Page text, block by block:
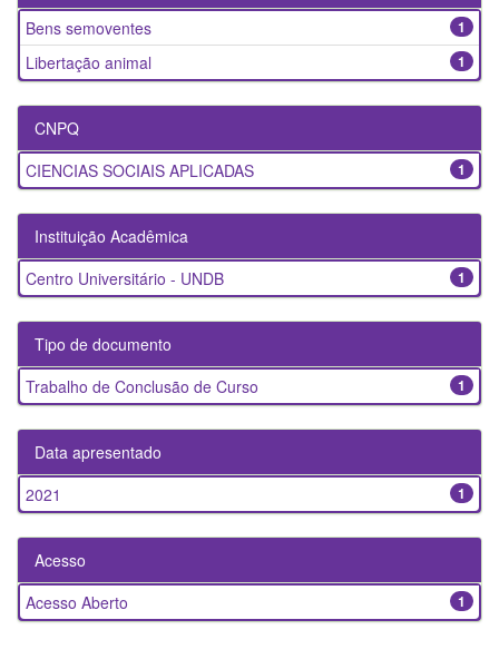
1
Bens semoventes
1
Libertação animal
CNPQ
1
CIENCIAS SOCIAIS APLICADAS
Instituição Acadêmica
1
Centro Universitário - UNDB
Tipo de documento
1
Trabalho de Conclusão de Curso
Data apresentado
1
2021
Acesso
1
Acesso Aberto